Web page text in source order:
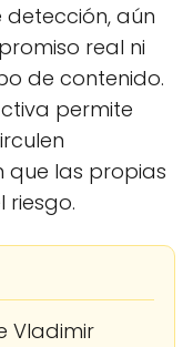
aún
real ni
de contenido.
permite
que las propias
riesgo.
Vladimir